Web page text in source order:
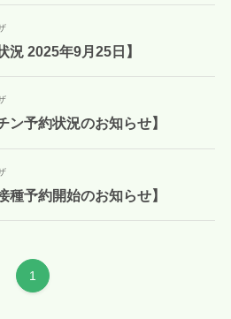
況 2025年9月25日】
ン予約状況のお知らせ】
種予約開始のお知らせ】
1